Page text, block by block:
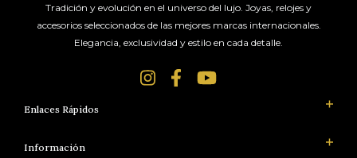
Tradición y evolución en el universo del lujo. Joyas, relojes y
accesorios seleccionados de las mejores marcas internacionales.
Elegancia, exclusividad y estilo en cada detalle.
Enlaces Rápidos
Información